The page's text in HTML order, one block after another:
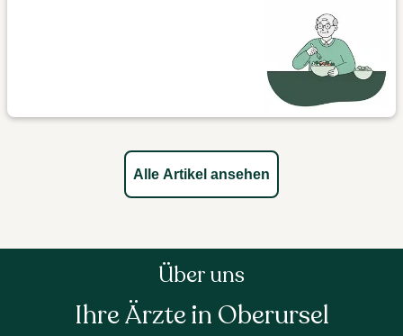
Alle Artikel ansehen
Über uns
Ihre Ärzte in Oberursel